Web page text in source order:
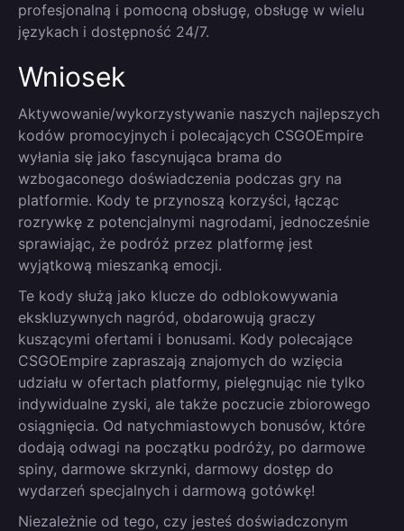
profesjonalną i pomocną obsługę, obsługę w wielu
językach i dostępność 24/7.
Wniosek
Aktywowanie/wykorzystywanie naszych najlepszych
kodów promocyjnych i polecających CSGOEmpire
wyłania się jako fascynująca brama do
wzbogaconego doświadczenia podczas gry na
platformie. Kody te przynoszą korzyści, łącząc
rozrywkę z potencjalnymi nagrodami, jednocześnie
sprawiając, że podróż przez platformę jest
wyjątkową mieszanką emocji.
Te kody służą jako klucze do odblokowywania
ekskluzywnych nagród, obdarowują graczy
kuszącymi ofertami i bonusami. Kody polecające
CSGOEmpire zapraszają znajomych do wzięcia
udziału w ofertach platformy, pielęgnując nie tylko
indywidualne zyski, ale także poczucie zbiorowego
osiągnięcia. Od natychmiastowych bonusów, które
dodają odwagi na początku podróży, po darmowe
spiny, darmowe skrzynki, darmowy dostęp do
wydarzeń specjalnych i darmową gotówkę!
Niezależnie od tego, czy jesteś doświadczonym